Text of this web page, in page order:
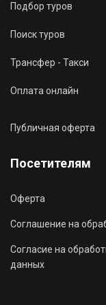
Подбор туров
Поиск туров
Трансфер - Такси
Оплата онлайн
Публичная оферта
Посетителям
Оферта
Соглашение на
Согласие на
данных